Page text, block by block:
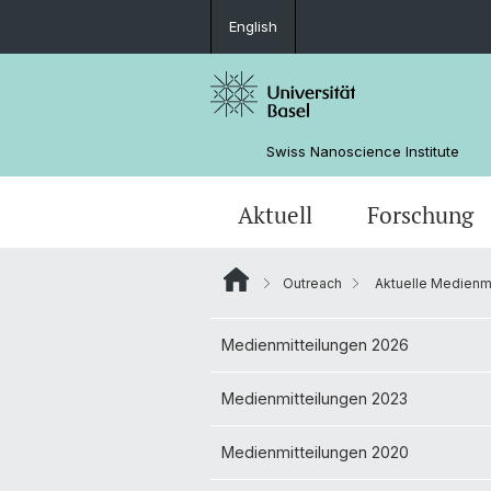
English
Swiss Nanoscience Institute
Aktuell Forschung
SNI-Mitglieder
Angewandte Forschung
Erfolgsgeschichten
ANAXAM
Netzwerk
Organisation
Allgemeine Informationen
Masterstudium
Kummerkasten
Masterfeier
Nano Imaging Lab
Angebote
Aktuelle Medienmitteilungen/
Veranstaltungen
Bilder
Outreach Aktuelle
Medienmitteilungen 2026
Medienmitteilungen 2023
Medienmitteilungen 2020